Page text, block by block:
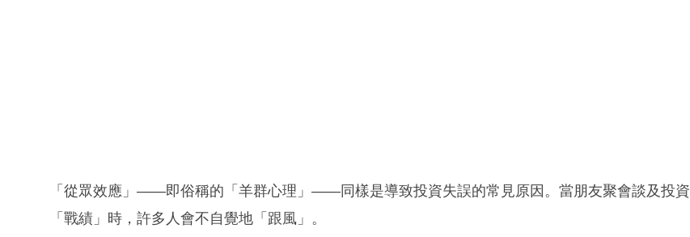
「從眾效應」——即俗稱的「羊群心理」——同樣是導致投資失誤的常見原因。當朋友聚會談及投資
「戰績」時，許多人會不自覺地「跟風」。